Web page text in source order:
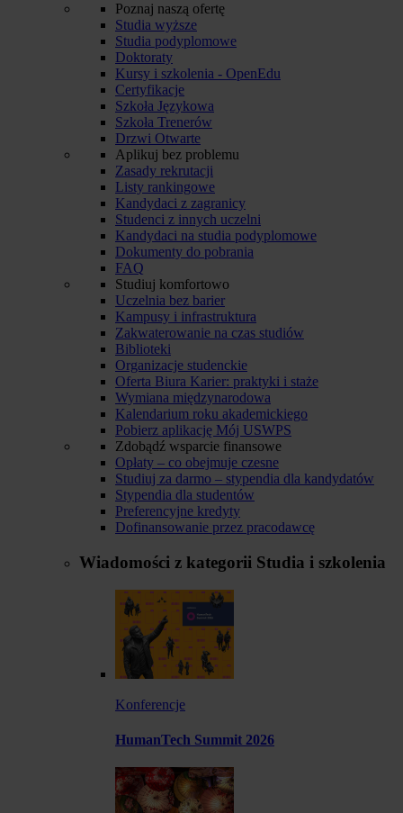
Poznaj naszą ofertę
Studia wyższe
Studia podyplomowe
Doktoraty
Kursy i szkolenia - OpenEdu
Certyfikacje
Szkoła Językowa
Szkoła Trenerów
Drzwi Otwarte
Aplikuj bez problemu
Zasady rekrutacji
Listy rankingowe
Kandydaci z zagranicy
Studenci z innych uczelni
Kandydaci na studia podyplomowe
Dokumenty do pobrania
FAQ
Studiuj komfortowo
Uczelnia bez barier
Kampusy i infrastruktura
Zakwaterowanie na czas studiów
Biblioteki
Organizacje studenckie
Oferta Biura Karier: praktyki i staże
Wymiana międzynarodowa
Kalendarium roku akademickiego
Pobierz aplikację Mój USWPS
Zdobądź wsparcie finansowe
Opłaty – co obejmuje czesne
Studiuj za darmo – stypendia dla kandydatów
Stypendia dla studentów
Preferencyjne kredyty
Dofinansowanie przez pracodawcę
Wiadomości z kategorii Studia i szkolenia
Konferencje
HumanTech Summit 2026